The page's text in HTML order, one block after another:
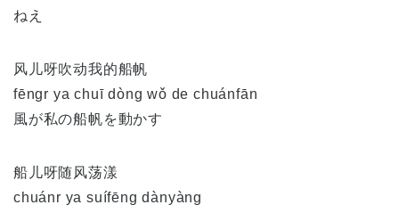
ねえ
风儿呀吹动我的船帆
fēngr ya chuī dòng wǒ de chuánfān
風が私の船帆を動かす
船儿呀随风荡漾
chuánr ya suífēng dànyàng